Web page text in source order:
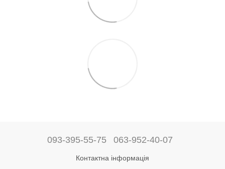
093-395-55-75 063-952-40-07
Контактна інформація